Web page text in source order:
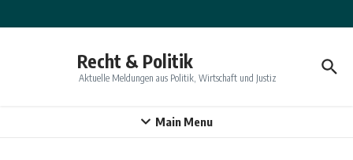
Recht & Politik
Aktuelle Meldungen aus Politik, Wirtschaft und Justiz
Main Menu